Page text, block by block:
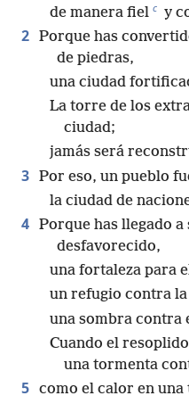
de manera fiel c y
2 Porque has
de piedras,
una ciudad
La torre de los
ciudad;
jamás será
3 Por eso, un pueblo
la ciudad de
4 Porque has llegado
desfavorecido,
una fortaleza para
un refugio contra
una sombra contra
Cuando el
una tormenta
5 como el calor en